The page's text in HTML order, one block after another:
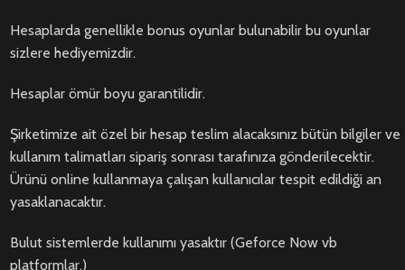
Hesaplarda genellikle bonus oyunlar bulunabilir bu oyunlar
sizlere hediyemizdir.
Hesaplar ömür boyu garantilidir.
Şirketimize ait özel bir hesap teslim alacaksınız bütün bilgiler ve
kullanım talimatları sipariş sonrası tarafınıza gönderilecektir.
Ürünü online kullanmaya çalışan kullanıcılar tespit edildiği an
yasaklanacaktır.
Bulut sistemlerde kullanımı yasaktır (Geforce Now vb
platformlar.)